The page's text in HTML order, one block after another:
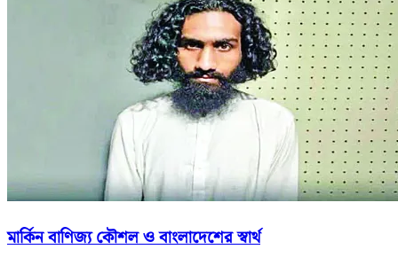
মার্কিন বাণিজ্য কৌশল ও বাংলাদেশের স্বার্থ